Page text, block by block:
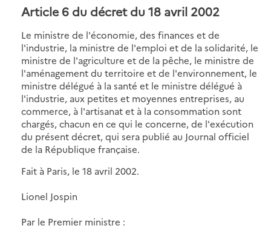
Article 6 du décret du 18 avril 2002
Le ministre de l'économie, des finances et de
l'industrie, la ministre de l'emploi et de la solidarité, le
ministre de l'agriculture et de la pêche, le ministre de
l'aménagement du territoire et de l'environnement, le
ministre délégué à la santé et le ministre délégué à
l'industrie, aux petites et moyennes entreprises, au
commerce, à l'artisanat et à la consommation sont
chargés, chacun en ce qui le concerne, de l'exécution
du présent décret, qui sera publié au Journal officiel
de la République française.
Fait à Paris, le 18 avril 2002.
Lionel Jospin
Par le Premier ministre :